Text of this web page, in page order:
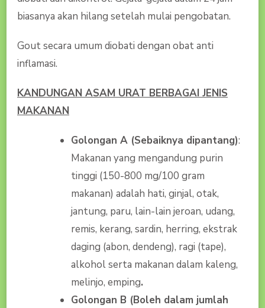
biasanya akan hilang setelah mulai pengobatan.
Gout secara umum diobati dengan obat anti
inflamasi.
KANDUNGAN ASAM URAT BERBAGAI JENIS
MAKANAN
Golongan A (Sebaiknya dipantang):
Makanan yang mengandung purin
tinggi (150-800 mg/100 gram
makanan) adalah hati, ginjal, otak,
jantung, paru, lain-lain jeroan, udang,
remis, kerang, sardin, herring, ekstrak
daging (abon, dendeng), ragi (tape),
alkohol serta makanan dalam kaleng,
melinjo, emping.
Golongan B (Boleh dalam jumlah